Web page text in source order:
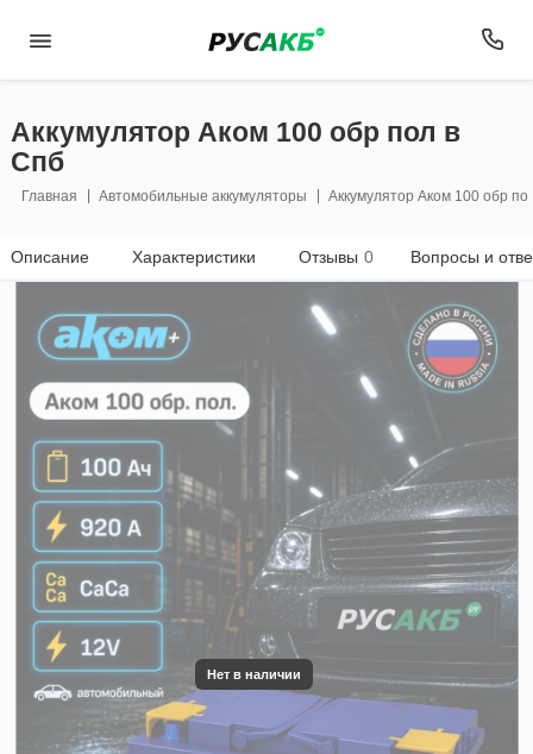
Аккумулятор Аком 100 обр пол в
Спб
Главная Автомобильные аккумуляторы Аккумулятор Аком 100 обр
Описание Характеристики Отзывы 0 Вопросы и
Нет в наличии